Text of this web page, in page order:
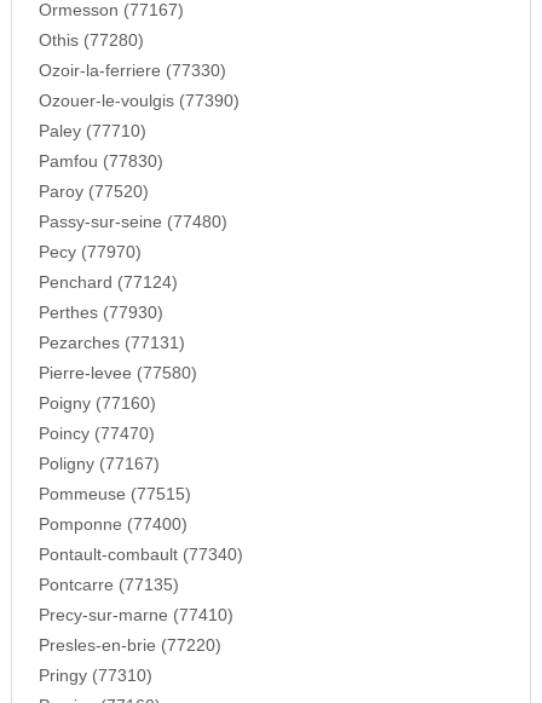
Ormesson (77167)
Othis (77280)
Ozoir-la-ferriere (77330)
Ozouer-le-voulgis (77390)
Paley (77710)
Pamfou (77830)
Paroy (77520)
Passy-sur-seine (77480)
Pecy (77970)
Penchard (77124)
Perthes (77930)
Pezarches (77131)
Pierre-levee (77580)
Poigny (77160)
Poincy (77470)
Poligny (77167)
Pommeuse (77515)
Pomponne (77400)
Pontault-combault (77340)
Pontcarre (77135)
Precy-sur-marne (77410)
Presles-en-brie (77220)
Pringy (77310)